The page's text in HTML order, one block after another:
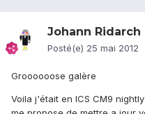
Johann Ridarch
Posté(e) 25 mai 2012
Groooooose galère
Voila j'était en ICS CM9